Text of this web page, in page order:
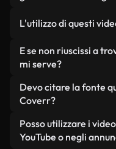
da filmati reali,
brigadiere, e da
artificiale. Ogni
L'utilizzo di questi
Non se scegli le
Offriamo formati
mantengono alta la
tempi di
come LCP.
E se non riuscissi a
mi serve?
Puoi crearne uno
Studio. Ti basta
pochi secondi un
conformità con i
Devo citare la fonte
Coverr?
Non è richiesto
Tutti i video presenti
Posso utilizzare i
YouTube o negli